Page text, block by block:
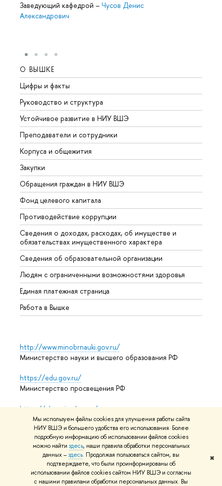
Мы используем файлы cookies для улучшения работы сайта
НИУ ВШЭ и большего удобства его использования. Более
подробную информацию об использовании файлов cookies
можно найти здесь, наши правила обработки персональных
данных –здесь. Продолжая пользоваться сайтом, вы
подтверждаете, что были проинформированы об
использовании файлов cookies сайтом НИУ ВШЭ и согласны
с нашими правилами обработки персональных данных. Вы
✖
Заведующий кафедрой – Чусов Денис
Александрович
О ВЫШКЕ
Цифры и факты
Руководство и структура
Устойчивое развитие в НИУ ВШЭ
Преподаватели и сотрудники
Корпуса и общежития
Закупки
Обращения граждан в НИУ ВШЭ
Фонд целевого капитала
Противодействие коррупции
Сведения о доходах, расходах, об имуществе и
обязательствах имущественного характера
Сведения об образовательной организации
Людям с ограниченными возможностями здоровья
Единая платежная страница
Работа в Вышке
http://www.minobrnauki.gov.ru/
Министерство науки и высшего образования РФ
https://edu.gov.ru/
Министерство просвещения РФ
https://elearning.hse.ru/mooc
Массовые открытые онлайн-курсы
© НИУ ВШЭ 1993–2026 Адреса и контактыУсловия
использования материаловПолитика конфиденциальности
Карта сайта